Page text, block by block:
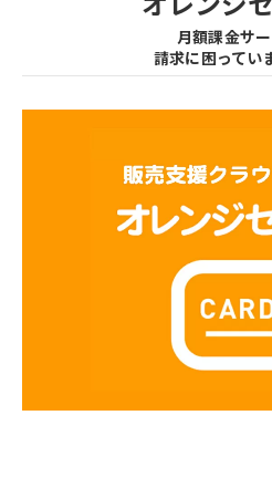
月額課金サ
請求に困ってい